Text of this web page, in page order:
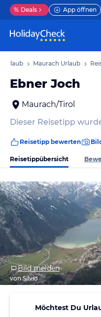
% Deals App öffnen
Urlaub Maurach Urlaub
Ebner Joch
Maurach/Tirol
Dieser Reisetipp
Reisetipp bewerten
Reisetippübersicht
Bild melden
von Silvio
Möchtest Du